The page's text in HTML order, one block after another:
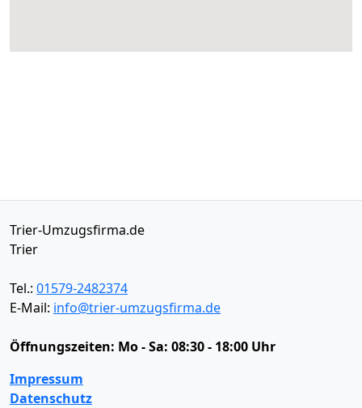
Trier-Umzugsfirma.de
Trier
Tel.: 01579-2482374
E-Mail: info@trier-umzugsfirma.de
Öffnungszeiten: Mo - Sa: 08:30 - 18:00 Uhr
Impressum
Datenschutz